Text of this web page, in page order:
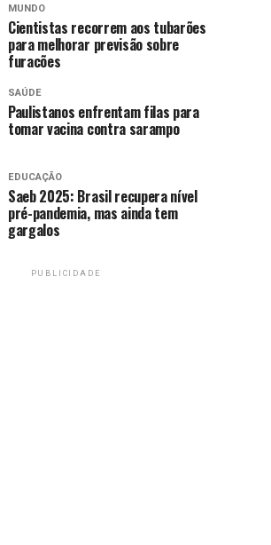
MUNDO
Cientistas recorrem aos tubarões
para melhorar previsão sobre
furacões
SAÚDE
Paulistanos enfrentam filas para
tomar vacina contra sarampo
EDUCAÇÃO
Saeb 2025: Brasil recupera nível
pré-pandemia, mas ainda tem
gargalos
PUBLICIDADE